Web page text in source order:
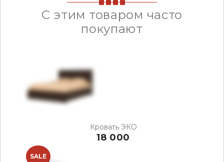
С этим товаром часто
покупают
Кровать ЭКО
18 000
NEW
SALE